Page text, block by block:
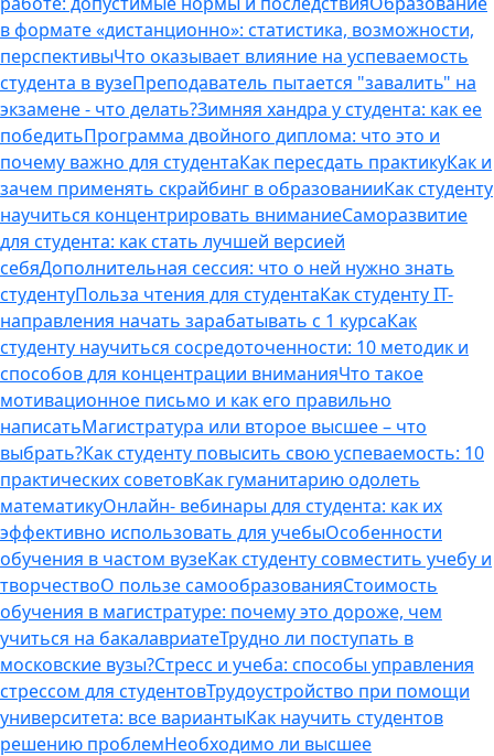
в формате «дистанционно»: статистика, возможности,
перспективыЧто оказывает влияние на успеваемость
студента в вузеПреподаватель пытается "завалить" на
экзамене - что делать?Зимняя хандра у студента: как ее
победитьПрограмма двойного диплома: что это и
почему важно для студентаКак пересдать практикуКак и
зачем применять скрайбинг в образованииКак студенту
научиться концентрировать вниманиеСаморазвитие
для студента: как стать лучшей версией
себяДополнительная сессия: что о ней нужно знать
студентуПольза чтения для студентаКак студенту IT-
направления начать зарабатывать с 1 курсаКак
студенту научиться сосредоточенности: 10 методик и
способов для концентрации вниманияЧто такое
мотивационное письмо и как его правильно
написатьМагистратура или второе высшее – что
выбрать?Как студенту повысить свою успеваемость: 10
практических советовКак гуманитарию одолеть
математикуОнлайн- вебинары для студента: как их
эффективно использовать для учебыОсобенности
обучения в частом вузеКак студенту совместить учебу и
творчествоО пользе самообразованияСтоимость
обучения в магистратуре: почему это дороже, чем
учиться на бакалавриатеТрудно ли поступать в
московские вузы?Стресс и учеба: способы управления
стрессом для студентовТрудоустройство при помощи
университета: все вариантыКак научить студентов
решению проблемНеобходимо ли высшее